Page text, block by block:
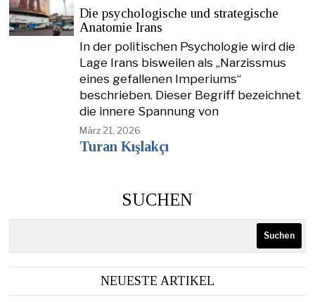
Die psychologische und strategische
Anatomie Irans
In der politischen Psychologie wird die
Lage Irans bisweilen als „Narzissmus
eines gefallenen Imperiums“
beschrieben. Dieser Begriff bezeichnet
die innere Spannung von
März 21, 2026
Turan Kışlakçı
SUCHEN
Suchen
NEUESTE ARTIKEL